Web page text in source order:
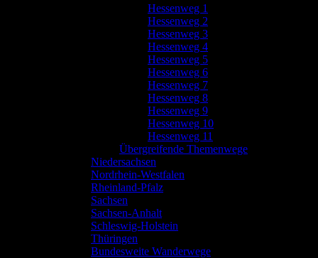
Hessenweg 1
Hessenweg 2
Hessenweg 3
Hessenweg 4
Hessenweg 5
Hessenweg 6
Hessenweg 7
Hessenweg 8
Hessenweg 9
Hessenweg 10
Hessenweg 11
Übergreifende Themenwege
Niedersachsen
Nordrhein-Westfalen
Rheinland-Pfalz
Sachsen
Sachsen-Anhalt
Schleswig-Holstein
Thüringen
Bundesweite Wanderwege